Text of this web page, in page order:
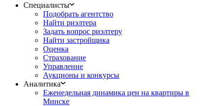
Специалисты
Подобрать агентство
Найти риэлтера
Задать вопрос риэлтеру
Найти застройщика
Оценка
Страхование
Управление
Аукционы и конкурсы
Аналитика
Еженедельная динамика цен на квартиры в
Минске